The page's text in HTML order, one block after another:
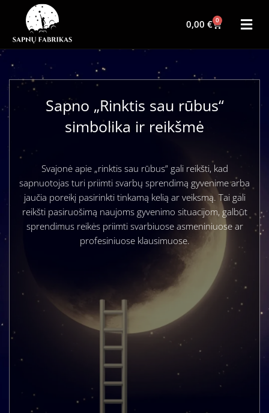
0,00 € 0
Sapno „Rinktis sau rūbus“
simbolika ir reikšmė
Svajonė apie „rinktis sau rūbus” gali reikšti, kad
sapnuotojas turi priimti svarbų sprendimą gyvenime arba
jaučia poreikį pasirinkti tinkamą kelią ar veiksmą. Tai gali
reikšti pasiruošimą naujoms gyvenimo situacijom, galbūt
sprendimus reikės priimti svarbiuose asmeniniuose ar
profesiniuose klausimuose.